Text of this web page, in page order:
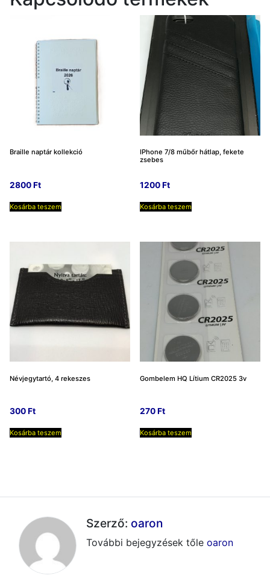
Braille naptár kollekció
2800Ft
Kosárba teszem
IPhone 7/8 műbőr hátlap, fekete
zsebes
1200Ft
Kosárba teszem
Névjegytartó, 4 rekeszes
300Ft
Kosárba teszem
Gombelem HQ Lítium CR2025 3v
270Ft
Kosárba teszem
Szerző: oaron
További bejegyzések tőle oaron